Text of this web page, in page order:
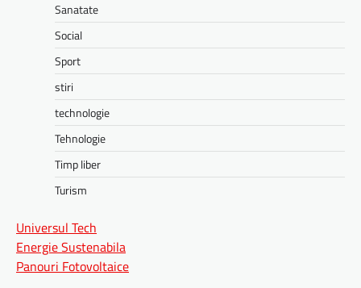
Sanatate
Social
Sport
stiri
technologie
Tehnologie
Timp liber
Turism
Universul Tech
Energie Sustenabila
Panouri Fotovoltaice